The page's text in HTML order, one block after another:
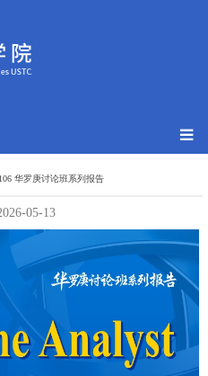
华罗庚讨论班系列报告
05-13